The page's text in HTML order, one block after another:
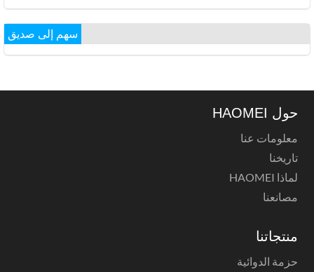
سهم إلى صديق
حول HAOMEI
معلومات عنا
تاريخنا
لماذا HAOMEI
مصانعنا
منتجاتنا
حزمة الدوائية